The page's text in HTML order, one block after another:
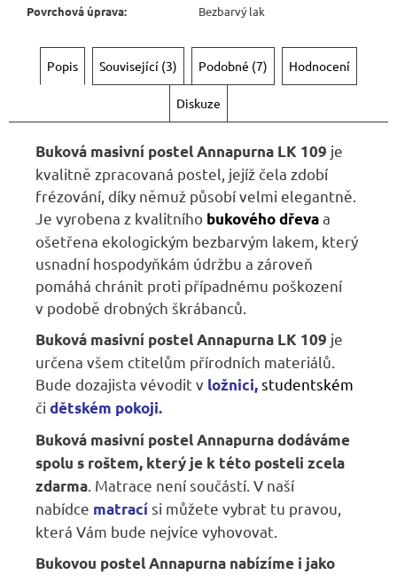
Povrchová úprava: Bezbarvý lak
Popis Související (3) Podobné (7) Hodnocení
Diskuze
Buková masivní postel Annapurna LK 109 je
kvalitně zpracovaná postel, jejíž čela zdobí
frézování, díky němuž působí velmi elegantně.
Je vyrobena z kvalitního bukového dřevaa
ošetřena ekologickým bezbarvým lakem, který
usnadní hospodyňkám údržbu a zároveň
pomáhá chránit proti případnému poškození
v podobě drobných škrábanců.
Buková masivní postel Annapurna LK 109 je
určena všem ctitelům přírodních materiálů.
Bude dozajista vévodit v ložnici,studentském
či dětském pokoji.
Buková masivní postel Annapurna dodáváme
spolu s roštem, který je k této posteli zcela
zdarma . Matrace není součástí. V naší
nabídce matrací si můžete vybrat tu pravou,
která Vám bude nejvíce vyhovovat.
Bukovou postel Annapurna nabízíme i jako